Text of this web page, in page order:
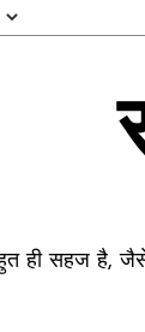
ही सहज है,